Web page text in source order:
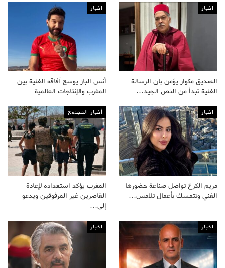
اخبار
الصديق مكوار يؤمن بأن الرسالة
الفنية تبدأ من النص الجيد…
اخبار
أنس الباز يوسع آفاقه الفنية بين
المغرب والإنتاجات العالمية
اخبار
مريم الكرع تواصل صناعة حضورها
الفني وتتمسك بأعمال تلامس…
أخبار المجتمع
المغرب يؤكد استعداده لإعادة
القاصرين غير المرفوقين ويدعو
إلى…
اخبار اخبار